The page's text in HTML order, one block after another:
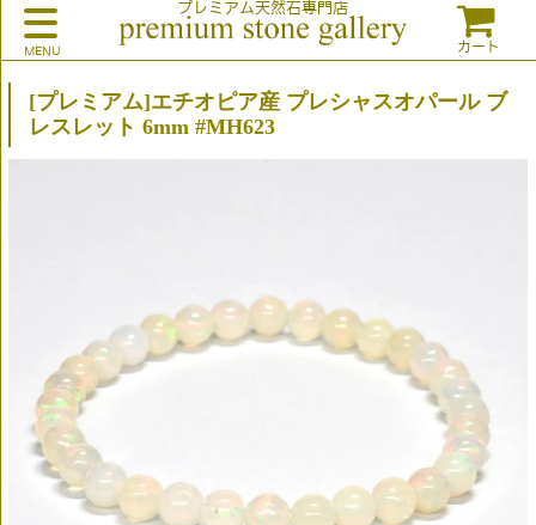
プレミアム天然石専門店
カート
[プレミアム]エチオピア産 プレシャスオパール ブ
レスレット 6mm #MH623